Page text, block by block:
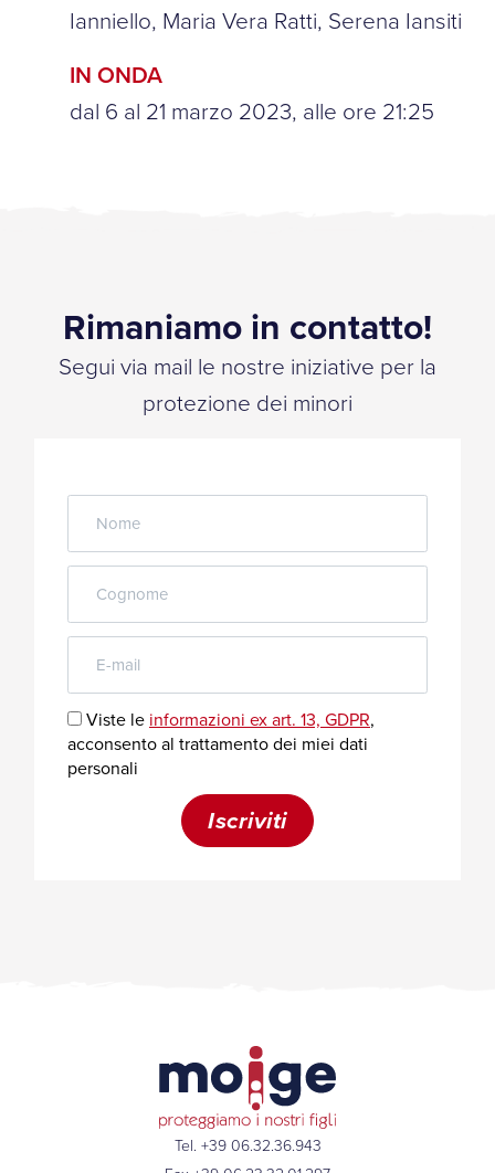
Ianniello, Maria Vera Ratti, Serena Iansiti
IN ONDA
dal 6 al 21 marzo 2023, alle ore 21:25
Rimaniamo in contatto!
Segui via mail le nostre iniziative per la
protezione dei minori
Tel. +39 06.32.36.943